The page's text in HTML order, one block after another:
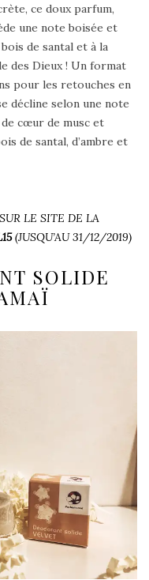
ce doux parfum,
une note boisée et
de santal et à la
des Dieux ! Un format
pour les retouches en
décline selon une note
cœur de musc et
de santal, d’ambre et
LE SITE DE LA
(JUSQU’AU 31/12/2019)
SOLIDE